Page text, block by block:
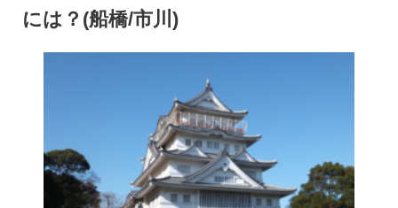
には？(船橋/市川)